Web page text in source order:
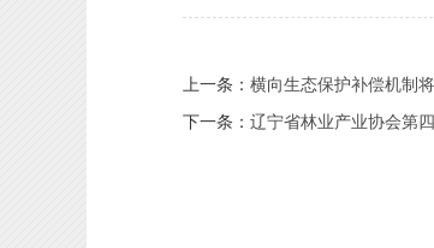
上一条： 横向生态保护补偿机制
下一条： 辽宁省林业产业协会第